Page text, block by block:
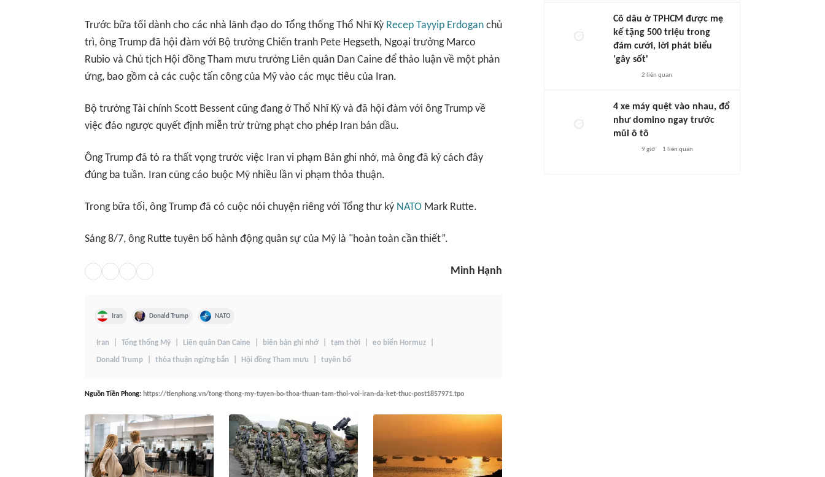
Trước bữa tối dành cho các nhà lãnh đạo do Tổng thống Thổ Nhĩ Kỳ Recep Tayyip Erdogan chủ
trì, ông Trump đã hội đàm với Bộ trưởng Chiến tranh Pete Hegseth, Ngoại trưởng Marco
Rubio và Chủ tịch Hội đồng Tham mưu trưởng Liên quân Dan Caine để thảo luận về một phản
ứng, bao gồm cả các cuộc tấn công của Mỹ vào các mục tiêu của Iran.
Bộ trưởng Tài chính Scott Bessent cũng đang ở Thổ Nhĩ Kỳ và đã hội đàm với ông Trump về
việc đảo ngược quyết định miễn trừ trừng phạt cho phép Iran bán dầu.
Ông Trump đã tỏ ra thất vọng trước việc Iran vi phạm Bản ghi nhớ, mà ông đã ký cách đây
đúng ba tuần. Iran cũng cáo buộc Mỹ nhiều lần vi phạm thỏa thuận.
Trong bữa tối, ông Trump đã có cuộc nói chuyện riêng với Tổng thư ký NATO Mark Rutte.
Sáng 8/7, ông Rutte tuyên bố hành động quân sự của Mỹ là "hoàn toàn cần thiết”.
Minh Hạnh
Iran Donald Trump NATO
Iran Tổng thống Mỹ Liên quân Dan Caine biên bản ghi nhớ tạm thời eo biển Hormuz
Donald Trump thỏa thuận ngừng bắn Hội đồng Tham mưu tuyên bố
Nguồn Tiền Phong: https://tienphong.vn/tong-thong-my-tuyen-bo-thoa-thuan-tam-thoi-voi-iran-da-ket-thuc-post1857971.tpo
Cô dâu ở TPHCM được mẹ
kế tặng 500 triệu trong
đám cưới, lời phát biểu
'gây sốt'
2 liên quan
4 xe máy quệt vào nhau, đổ
như domino ngay trước
mũi ô tô
9 giờ 1 liên quan